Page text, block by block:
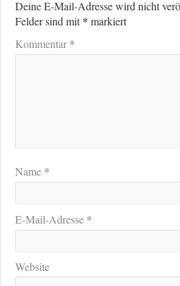
Deine E-Mail-Adresse wird nicht
Felder sind mit* markiert
Kommentar*
Name *
E-Mail-Adresse *
Website